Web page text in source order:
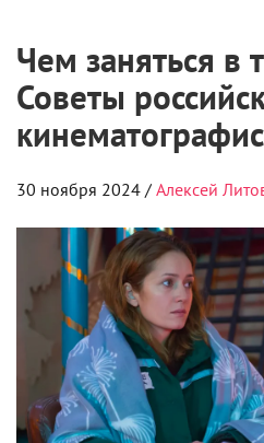
Чем заняться в
Советы
30 ноября 2024 / Алексей